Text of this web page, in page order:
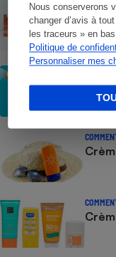
Nous conserverons
changer d’avis à
les traceurs » en
Politique de
Personnaliser mes